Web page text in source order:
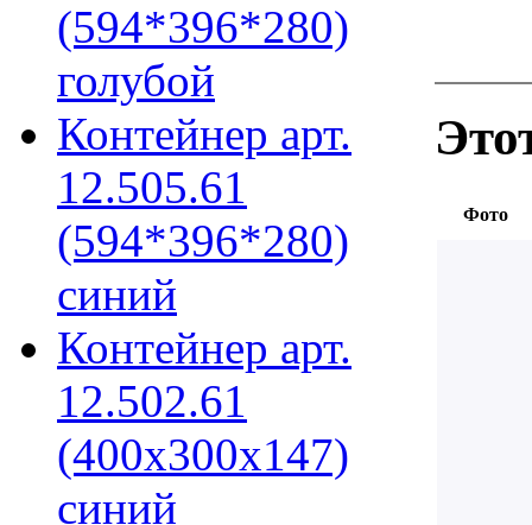
(594*396*280)
голубой
Контейнер арт.
12.505.61
(594*396*280)
синий
Контейнер арт.
12.502.61
(400х300х147)
синий
Фото